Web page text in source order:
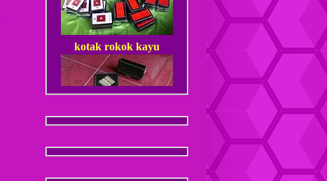
Dompet Kulit Pria Jantan
kotak rokok kayu
Coaster / Tatakan Gelas